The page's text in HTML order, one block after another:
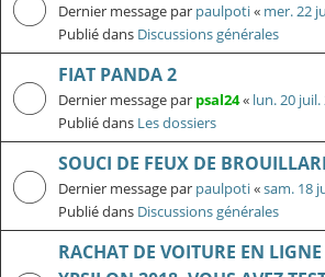
Dernier message par paulpoti« mer. 22
Publié dans Discussions générales
FIAT PANDA 2
Dernier message par psal24« lun. 20 juil.
Publié dans Les dossiers
SOUCI DE FEUX DE
Dernier message par paulpoti«sam. 18
Publié dans Discussions générales
RACHAT DE VOITURE EN